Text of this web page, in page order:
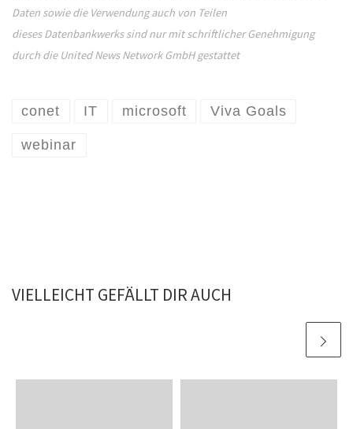
Daten sowie die Verwendung auch von Teilen
dieses Datenbankwerks sind nur mit schriftlicher Genehmigung
durch die United News Network GmbH gestattet
conet IT microsoft Viva Goals
webinar
VIELLEICHT GEFÄLLT DIR AUCH